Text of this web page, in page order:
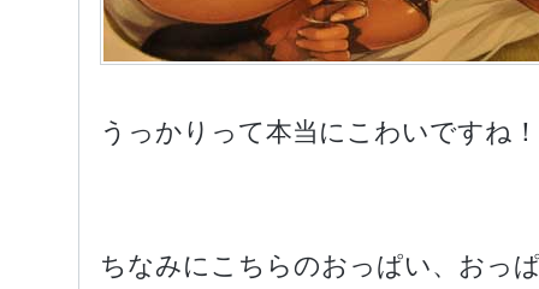
うっかりって本当にこわいですね！
ちなみにこちらのおっぱい、おっ